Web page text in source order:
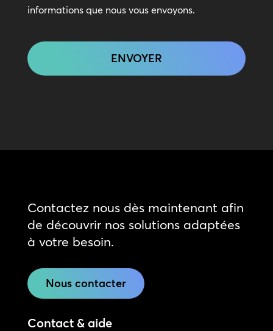
informations que nous vous envoyons.
Contactez nous dès maintenant afin
de découvrir nos solutions adaptées
à votre besoin.
Nous contacter
Contact & aide